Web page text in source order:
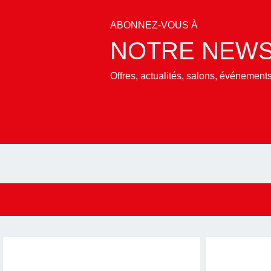
ABONNEZ-VOUS À
NOTRE
Offres, actualités, salons,